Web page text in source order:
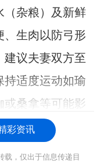
（杂粮）及新鲜
、生肉以防弓形
建议夫妻双方至
持适度运动如瑜
或桑拿等可能影
彩资讯
载，仅出于信息传递目